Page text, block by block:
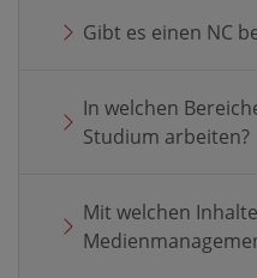
Gibt es einen NC
In welchen
Studium arbeiten?
Mit welchen